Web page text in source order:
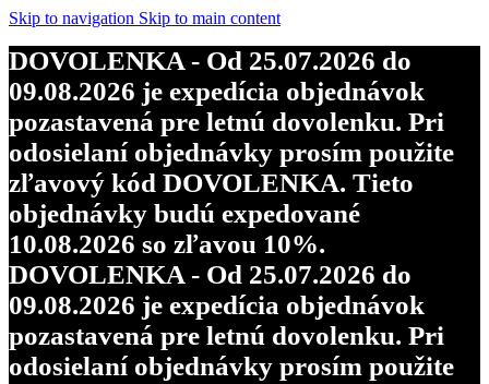
Skip to navigation Skip to main content
DOVOLENKA - Od 25.07.2026 do
09.08.2026 je expedícia objednávok
pozastavená pre letnú dovolenku. Pri
odosielaní objednávky prosím použite
zľavový kód DOVOLENKA. Tieto
objednávky budú expedované
10.08.2026 so zľavou 10%.
DOVOLENKA - Od 25.07.2026 do
09.08.2026 je expedícia objednávok
pozastavená pre letnú dovolenku. Pri
odosielaní objednávky prosím použite